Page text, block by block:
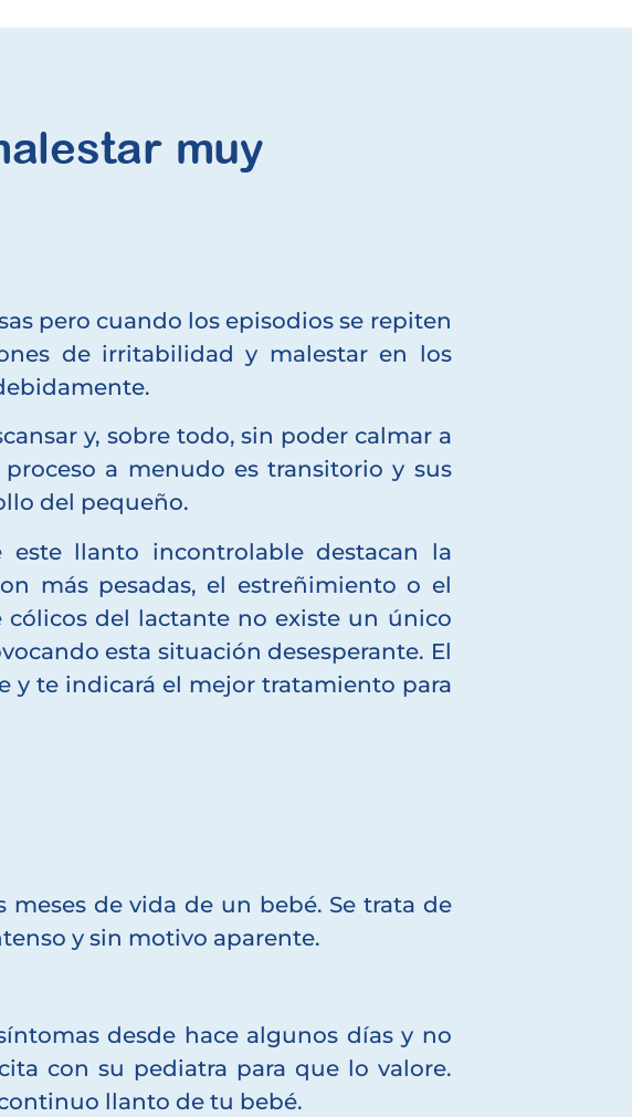
muy
pero cuando los episodios se repiten
de irritabilidad y malestar en los
y, sobre todo, sin poder calmar a
a menudo es transitorio y sus
del pequeño.
este llanto incontrolable destacan la
más pesadas, el estreñimiento o el
del lactante no existe un único
esta situación desesperante. El
y te indicará el mejor tratamiento para
de vida de un bebé. Se trata de
y sin motivo aparente.
desde hace algunos días y no
con su pediatra para que lo valore.
llanto de tu bebé.